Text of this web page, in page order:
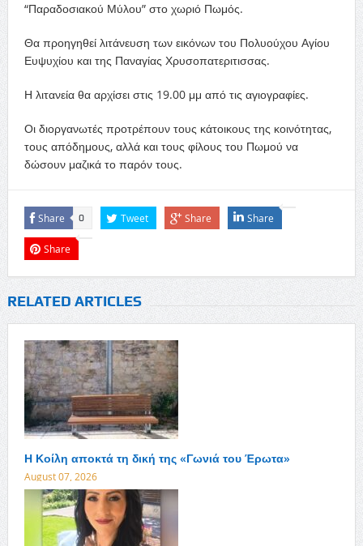
“Παραδοσιακού Μύλου” στο χωριό Πωμός.
Θα προηγηθεί λιτάνευση των εικόνων του Πολυούχου Αγίου
Ευψυχίου και της Παναγίας Χρυσοπατεριτισσας.
Η λιτανεία θα αρχίσει στις 19.00 μμ από τις αγιογραφίες.
Οι διοργανωτές προτρέπουν τους κάτοικους της κοινότητας,
τους απόδημους, αλλά και τους φίλους του Πωμού να
δώσουν μαζικά το παρόν τους.
Share 0 Tweet Share Share
Share
RELATED ARTICLES
Η Κοίλη αποκτά τη δική της «Γωνιά του Έρωτα»
August 07, 2026